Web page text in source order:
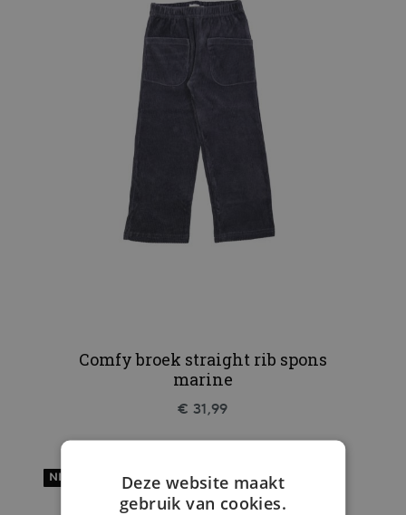
Comfy broek straight rib spons
marine
€ 31,99
NIEUW
Deze website maakt
gebruik van cookies.